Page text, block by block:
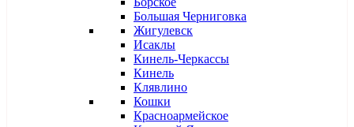
Большая Черниговка
Жигулевск
Исаклы
Кинель-Черкассы
Кинель
Клявлино
Кошки
Красноармейское